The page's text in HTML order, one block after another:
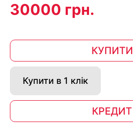
30000 грн.
КУПИТИ
Купити в 1 клік
КРЕДИТ